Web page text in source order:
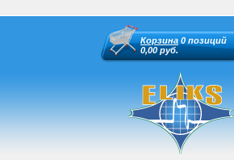
Корзина 0 позиций
0,00 руб.